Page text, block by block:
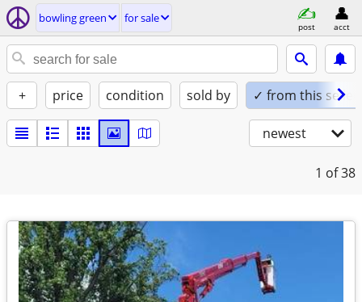
bowling green for sale
post acct
+ price condition sold by ✓ from this seller
newest
1 of 38